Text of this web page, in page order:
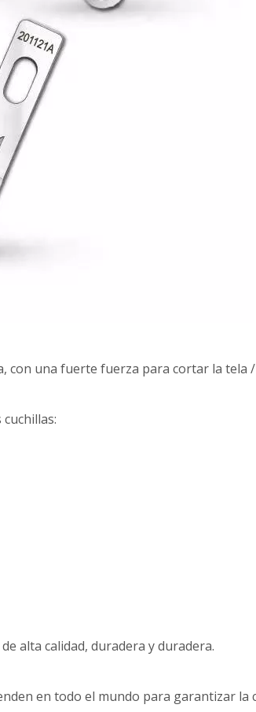
con una fuerte fuerza para cortar la tela
alta calidad, duradera y duradera.
en todo el mundo para garantizar la